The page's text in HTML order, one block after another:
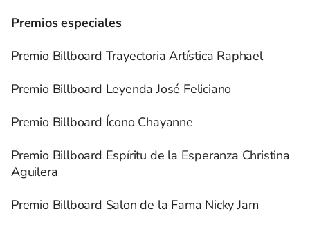
Premios especiales
Premio Billboard Trayectoria Artística Raphael
Premio Billboard Leyenda José Feliciano
Premio Billboard Ícono Chayanne
Premio Billboard Espíritu de la Esperanza Christina
Aguilera
Premio Billboard Salon de la Fama Nicky Jam